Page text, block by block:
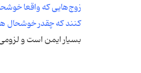
زوج‌هایی که واقعا
کنند که چقدر خوشحال
بسیار ایمن است و